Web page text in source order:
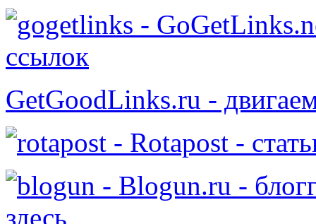
-
ссылок
GetGoodLinks.ru -
- Rotapost -
- Blogun.ru -
здесь